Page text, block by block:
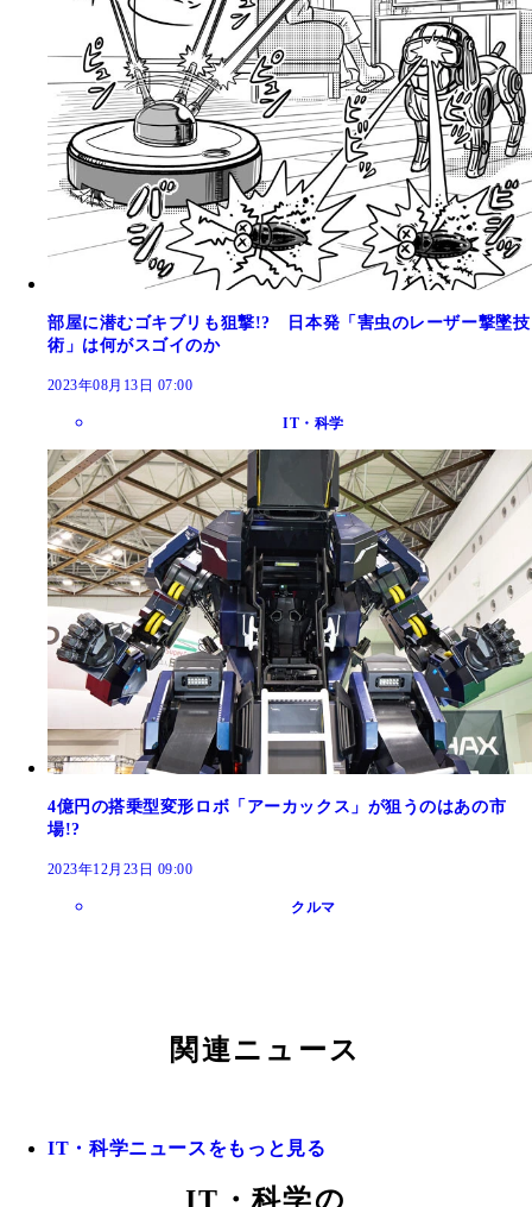
部屋に潜むゴキブリも狙撃!? 日本発「害虫のレーザー撃墜技
術」は何がスゴイのか
2023年08月13日 07:00
IT・科学
4億円の搭乗型変形ロボ「アーカックス」が狙うのはあの市
場!?
2023年12月23日 09:00
クルマ
関連ニュース
IT・科学ニュースをもっと見る
IT・科学の